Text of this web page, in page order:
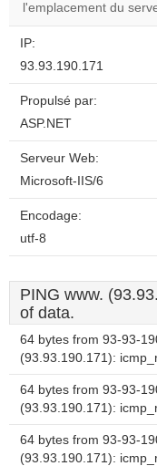
l'emplacement du
IP:
93.93.190.171
Propulsé par:
ASP.NET
Serveur Web:
Microsoft-IIS/6
Encodage:
utf-8
PING www.
of data.
64 bytes from 93-93-
(93.93.190.171):
64 bytes from 93-93-
(93.93.190.171):
64 bytes from 93-93-
(93.93.190.171):